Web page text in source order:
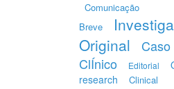
Comunicação
Breve
Original
Caso
ClÍnico
Editorial
research
Clinical